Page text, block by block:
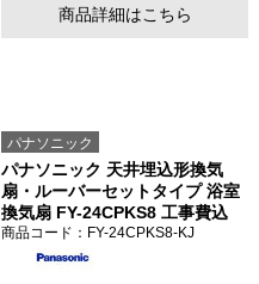
商品詳細はこちら
パナソニック
パナソニック 天井埋込形換気
扇・ルーバーセットタイプ 浴室
換気扇 FY-24CPKS8 工事費込
商品コード ：FY-24CPKS8-KJ